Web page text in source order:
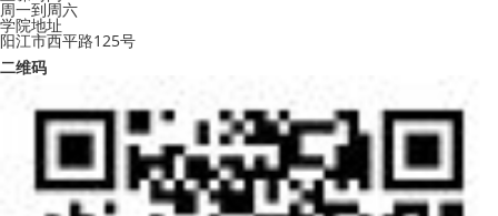
周一到周六
学院地址
阳江市西平路125号
二维码